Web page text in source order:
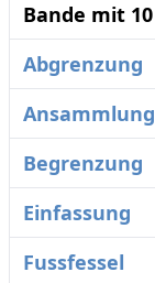
Bande mit
Abgrenzung
Ansammlung
Begrenzung
Einfassung
Fussfessel